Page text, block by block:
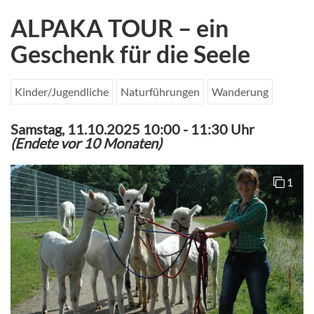
ALPAKA TOUR – ein
Geschenk für die Seele
Kinder/Jugendliche Naturführungen Wanderung
Samstag, 11.10.2025 10:00 - 11:30 Uhr
(Endete vor 10 Monaten)
1